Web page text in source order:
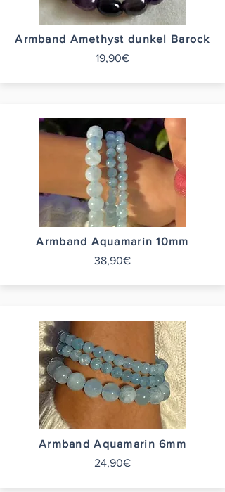
Armband Amethyst dunkel Barock
19,90€
Armband Aquamarin 10mm
38,90€
Armband Aquamarin 6mm
24,90€